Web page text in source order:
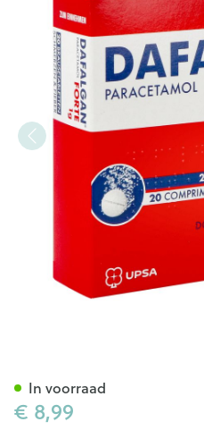
€ 8,99
In voorraad